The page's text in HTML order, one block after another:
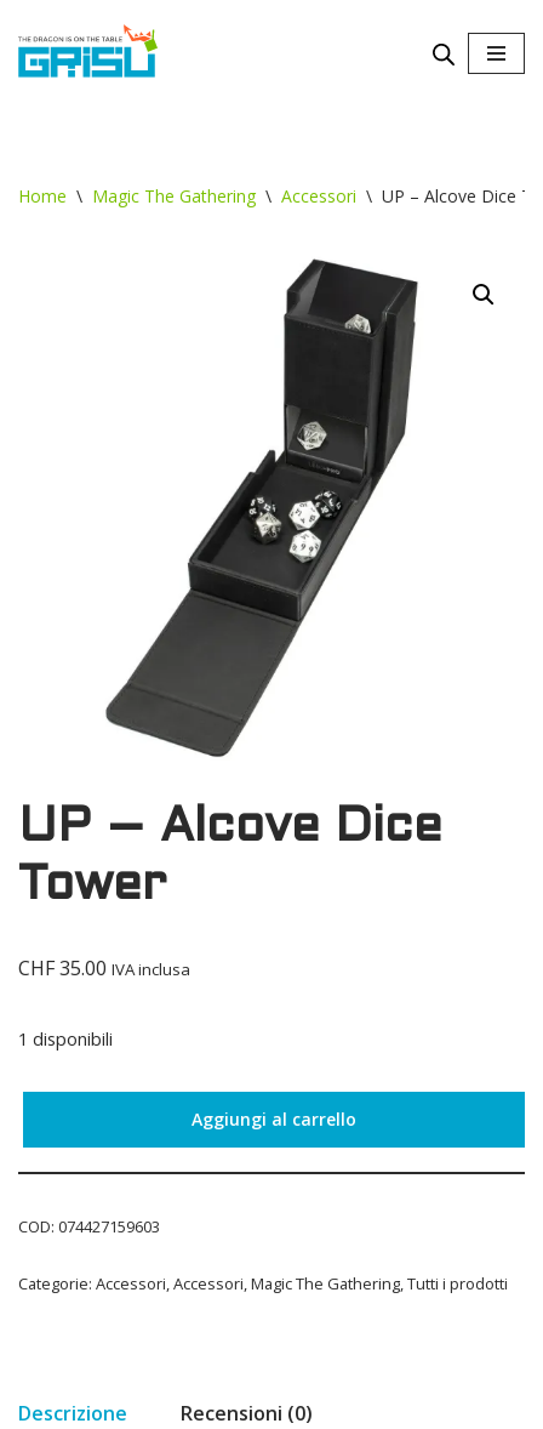
Vai
Home \ Magic The Gathering \ Accessori \ UP – Alcove Dice
UP – Alcove Dice
Tower
CHF35.00 IVA inclusa
1 disponibili
Aggiungi al carrello
COD: 074427159603
Categorie: Accessori,Accessori,Magic The Gathering,Tutti i prodotti
Descrizione Recensioni (0)